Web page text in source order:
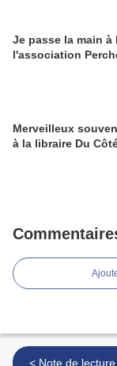
Je passe la main à
l'association
Merveilleux
à la libraire Du
< Note de lecture : Vieillir,